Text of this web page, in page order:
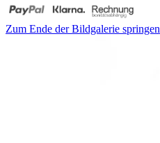
Zum Ende der Bildgalerie springen